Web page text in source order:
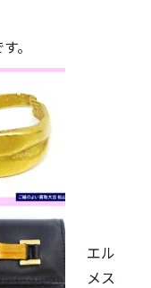
。
エル
メス